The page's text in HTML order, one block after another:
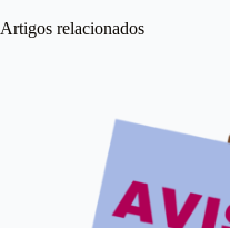
Artigos relacionados